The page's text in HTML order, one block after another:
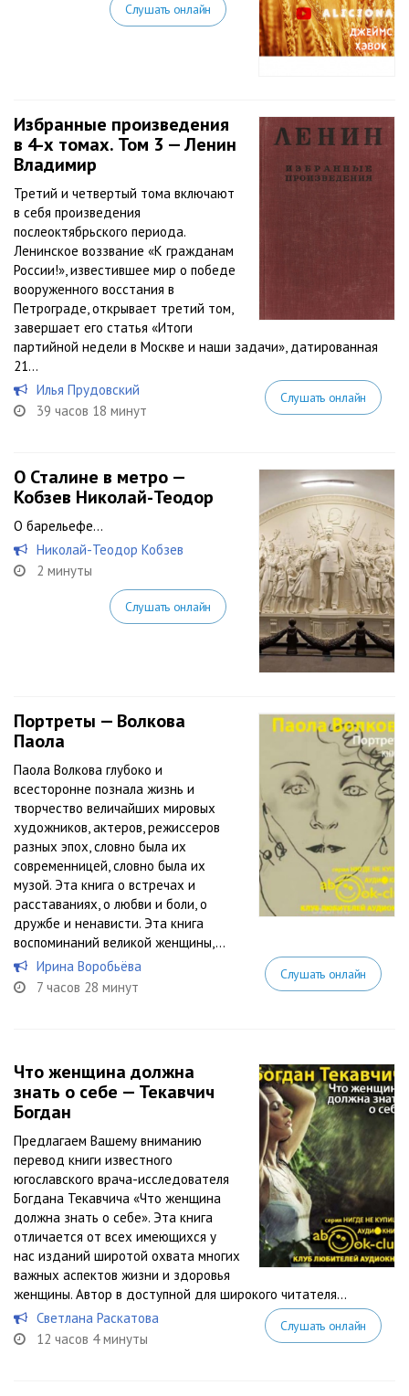
Слушать онлайн
Избранные произведения
в 4-х томах. Том 3 — Ленин
Владимир
Третий и четвертый тома включают
в себя произведения
послеоктябрьского периода.
Ленинское воззвание «К гражданам
России!», известившее мир о победе
вооруженного восстания в
Петрограде, открывает третий том,
завершает его статья «Итоги
партийной недели в Москве и наши задачи», датированная
21...
Илья Прудовский
39 часов 18 минут
Слушать онлайн
О Сталине в метро —
Кобзев Николай-Теодор
О барельефе…
Николай-Теодор Кобзев
2 минуты
Слушать онлайн
Портреты — Волкова
Паола
Паола Волкова глубоко и
всесторонне познала жизнь и
творчество величайших мировых
художников, актеров, режиссеров
разных эпох, словно была их
современницей, словно была их
музой. Эта книга о встречах и
расставаниях, о любви и боли, о
дружбе и ненависти. Эта книга
воспоминаний великой женщины,...
Ирина Воробьёва
7 часов 28 минут
Слушать онлайн
Что женщина должна
знать о себе — Текавчич
Богдан
Предлагаем Вашему вниманию
перевод книги известного
югославского врача-исследователя
Богдана Текавчича «Что женщина
должна знать о себе». Эта книга
отличается от всех имеющихся у
нас изданий широтой охвата многих
важных аспектов жизни и здоровья
женщины. Автор в доступной для широкого читателя...
Светлана Раскатова
12 часов 4 минуты
Слушать онлайн